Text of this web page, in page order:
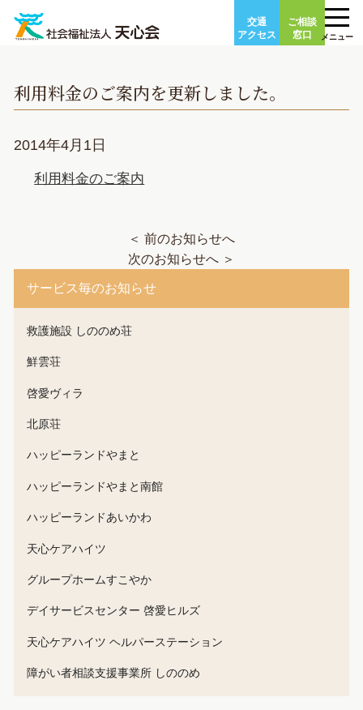
content
交通
アクセス
ご相談
窓口
メニュー
利用料金のご案内を更新しました。
2014年4月1日
利用料金のご案内
＜ 前のお知らせへ
次のお知らせへ ＞
サービス毎のお知らせ
救護施設 しののめ荘
鮮雲荘
啓愛ヴィラ
北原荘
ハッピーランドやまと
ハッピーランドやまと南館
ハッピーランドあいかわ
天心ケアハイツ
グループホームすこやか
デイサービスセンター 啓愛ヒルズ
天心ケアハイツ ヘルパーステーション
障がい者相談支援事業所 しののめ